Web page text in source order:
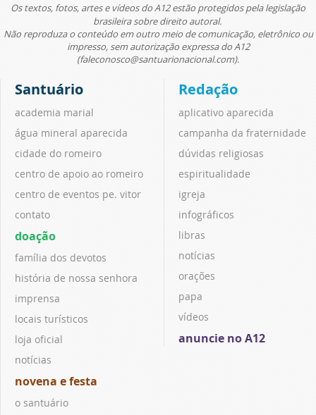
Os textos, fotos, artes e vídeos do A12 estão protegidos pela legislação
brasileira sobre direito autoral.
Não reproduza o conteúdo em outro meio de comunicação, eletrônico ou
impresso, sem autorização expressa do A12
(faleconosco@santuarionacional.com).
Santuário
academia marial
água mineral aparecida
cidade do romeiro
centro de apoio ao romeiro
centro de eventos pe. vitor
contato
doação
família dos devotos
história de nossa senhora
imprensa
locais turísticos
loja oficial
notícias
novena e festa
o santuário
Redação
aplicativo aparecida
campanha da fraternidade
dúvidas religiosas
espiritualidade
igreja
infográficos
libras
notícias
orações
papa
vídeos
anuncie no A12